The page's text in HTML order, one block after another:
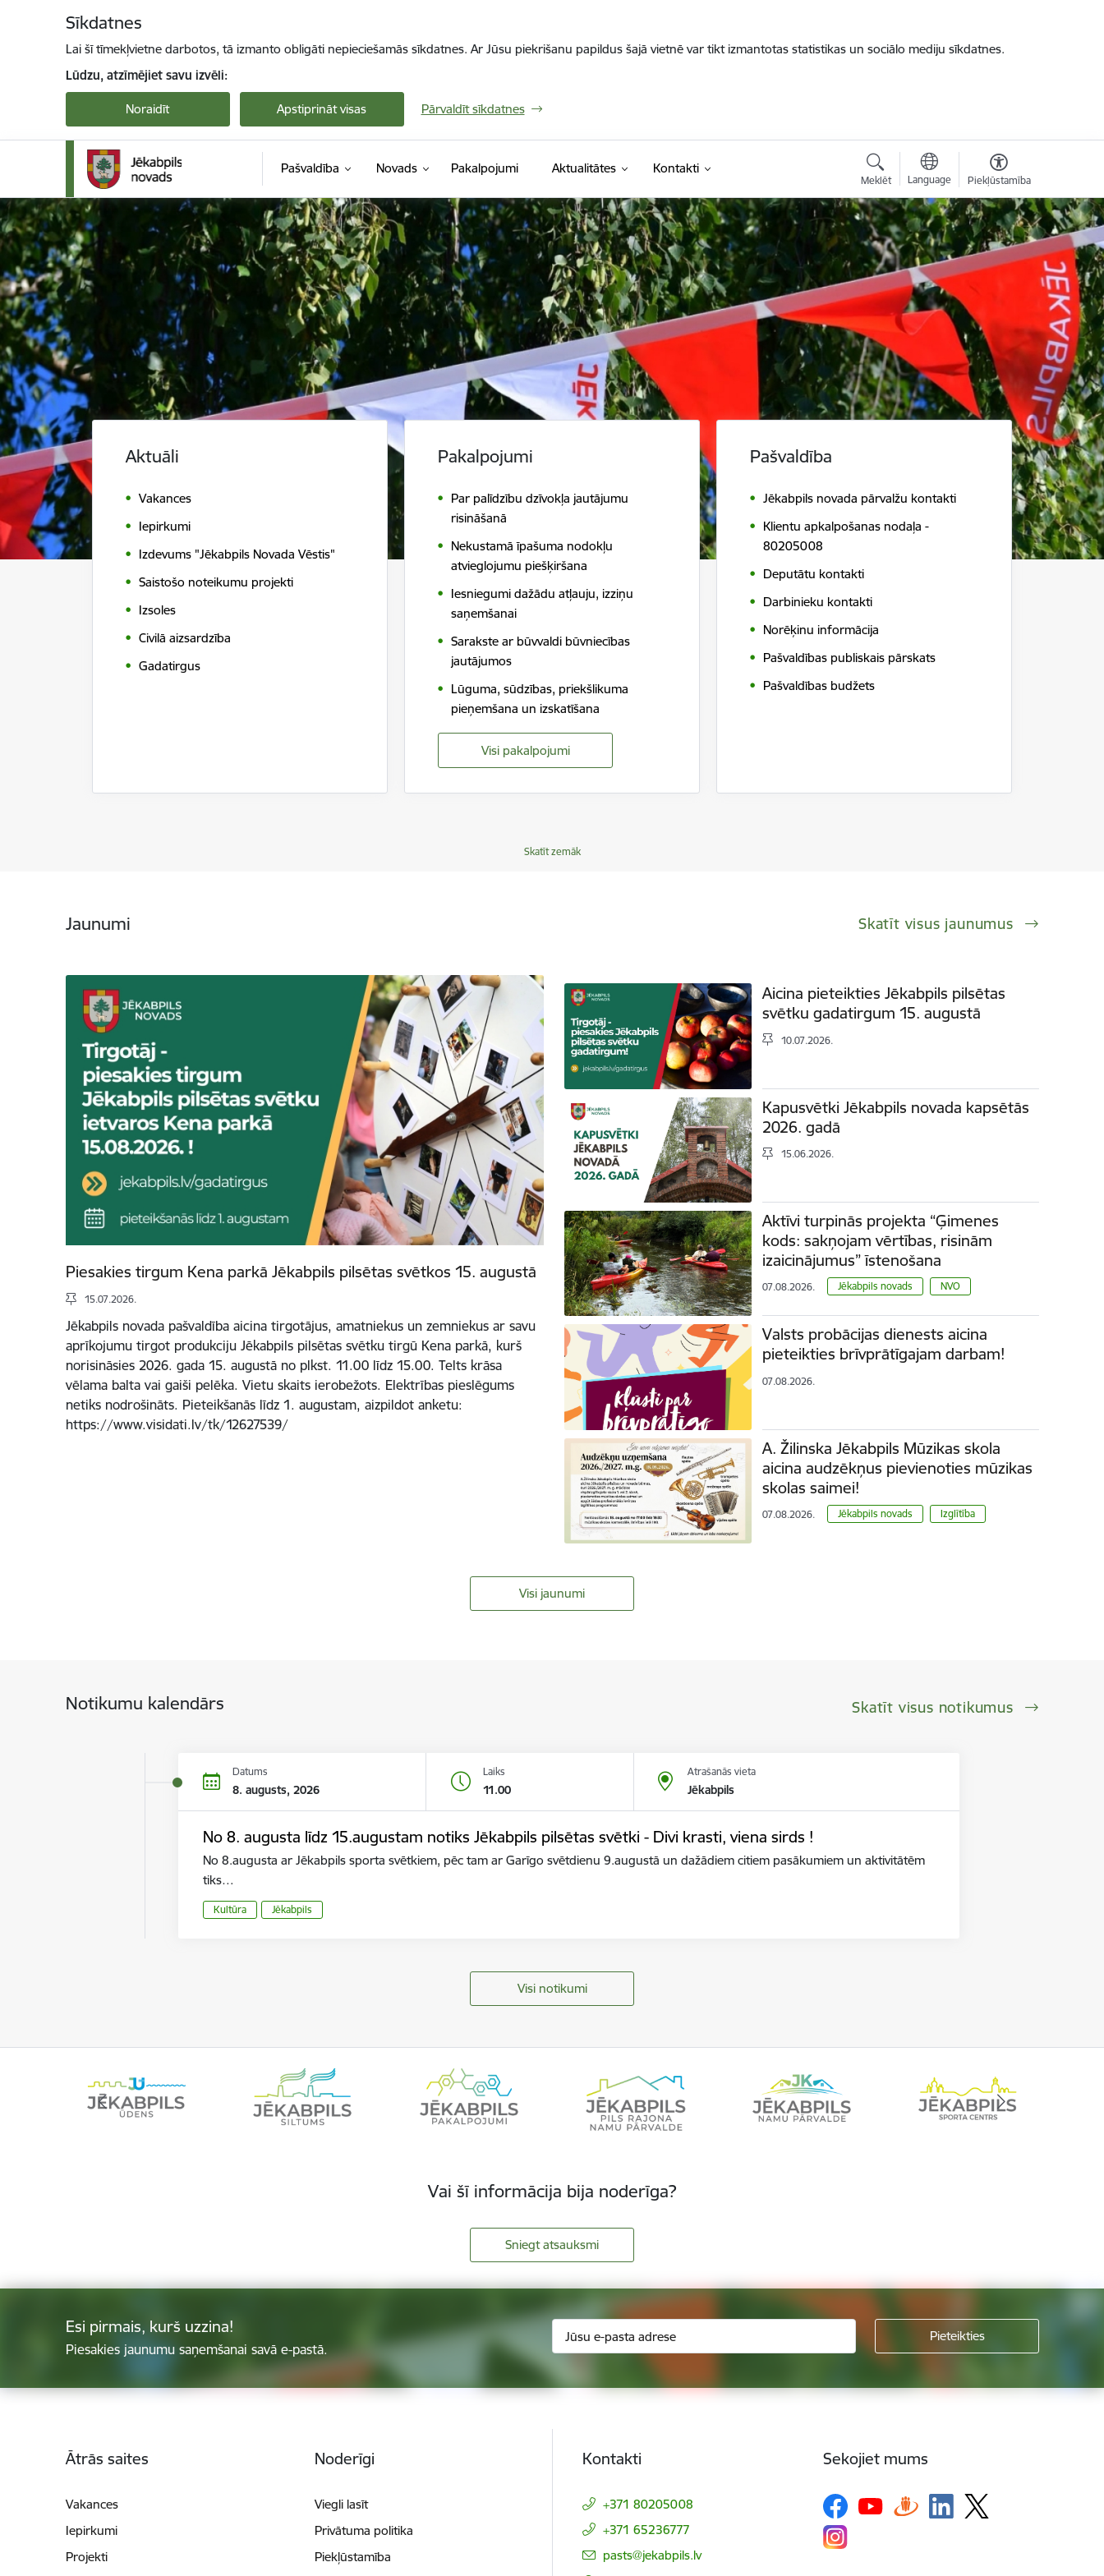
Sīkdatnes
Lai šī tīmekļvietne darbotos, tā izmanto obligāti nepieciešamās sīkdatnes. Ar Jūsu piekrišanu papildus šajā vietnē var tikt izmantotas statistikas un sociālo mediju sīkdatnes.
Lūdzu, atzīmējiet savu izvēli:
Noraidīt Apstiprināt visas Pārvaldīt sīkdatnes
Pašvaldība Novads Pakalpojumi Aktualitātes Kontakti
Meklēt Language Piekļūstamība
Jekabpils novada pašvaldība
Aktuāli
Vakances
Iepirkumi
Izdevums "Jēkabpils Novada Vēstis"
Saistošo noteikumu projekti
Izsoles
Civilā aizsardzība
Gadatirgus
Pakalpojumi
Par palīdzību dzīvokļa jautājumu
risināšanā
Nekustamā īpašuma nodokļu
atvieglojumu piešķiršana
Iesniegumi dažādu atļauju, izziņu
saņemšanai
Sarakste ar būvvaldi būvniecības
jautājumos
Lūguma, sūdzības, priekšlikuma
pieņemšana un izskatīšana
Visi pakalpojumi
Pašvaldība
Jēkabpils novada pārvalžu kontakti
Klientu apkalpošanas nodaļa -
80205008
Deputātu kontakti
Darbinieku kontakti
Norēķinu informācija
Pašvaldības publiskais pārskats
Pašvaldības budžets
Skatīt zemāk
Jaunumi Skatīt visus jaunumus
Piesakies tirgum Kena parkā Jēkabpils pilsētas svētkos 15. augustā
15.07.2026.
Jēkabpils novada pašvaldība aicina tirgotājus, amatniekus un zemniekus ar savu
aprīkojumu tirgot produkciju Jēkabpils pilsētas svētku tirgū Kena parkā, kurš
norisināsies 2026. gada 15. augustā no plkst. 11.00 līdz 15.00. Telts krāsa
vēlama balta vai gaiši pelēka. Vietu skaits ierobežots. Elektrības pieslēgums
netiks nodrošināts. Pieteikšanās līdz 1. augustam, aizpildot anketu:
https://www.visidati.lv/tk/12627539/
Aicina pieteikties Jēkabpils pilsētas
svētku gadatirgum 15. augustā
10.07.2026.
Kapusvētki Jēkabpils novada kapsētās
2026. gadā
15.06.2026.
Aktīvi turpinās projekta “Ģimenes
kods: sakņojam vērtības, risinām
izaicinājumus” īstenošana
07.08.2026. Jēkabpils novads NVO
Valsts probācijas dienests aicina
pieteikties brīvprātīgajam darbam!
07.08.2026.
A. Žilinska Jēkabpils Mūzikas skola
aicina audzēkņus pievienoties mūzikas
skolas saimei!
07.08.2026. Jēkabpils novads Izglītība
Visi jaunumi
Notikumu kalendārs Skatīt visus notikumus
Datums
8. augusts, 2026
Laiks
11.00
Atrašanās vieta
Jēkabpils
No 8. augusta līdz 15.augustam notiks Jēkabpils pilsētas svētki - Divi krasti, viena sirds !
No 8.augusta ar Jēkabpils sporta svētkiem, pēc tam ar Garīgo svētdienu 9.augustā un dažādiem citiem pasākumiem un aktivitātēm
tiks…
Kultūra Jēkabpils
Visi notikumi
Vai šī informācija bija noderīga?
Sniegt atsauksmi
Esi pirmais, kurš uzzina!
Piesakies jaunumu saņemšanai savā e-pastā.
Ātrās saites
Vakances
Iepirkumi
Projekti
Noderīgi
Viegli lasīt
Privātuma politika
Piekļūstamība
Kontakti
+371 80205008
+371 65236777
E-pasts:
pasts@jekabpils.lv
Sekojiet mums